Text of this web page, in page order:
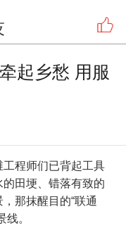
起乡愁 用服
程师们已背起工具
田埂、错落有致的
那抹醒目的“联通
。